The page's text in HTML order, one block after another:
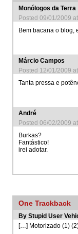
Monólogos da Terra
Posted 09/01/2009
Bem bacana o blog,
Márcio Campos
Posted 12/01/2009
Tanta pressa e
André
Posted 06/02/2009
Burkas?
Fantástico!
irei adotar.
One Trackback
By Stupid User
[…] Motorizado (1)